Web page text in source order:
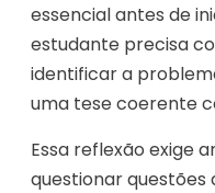
essencial antes de
estudante precisa
identificar a
uma tese coerente
Essa reflexão exige
questionar questões